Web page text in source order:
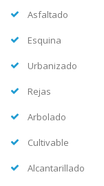
Asfaltado
Esquina
Urbanizado
Rejas
Arbolado
Cultivable
Alcantarillado